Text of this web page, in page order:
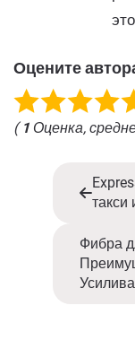
Оцените
( 1 Оценка,
Фибра